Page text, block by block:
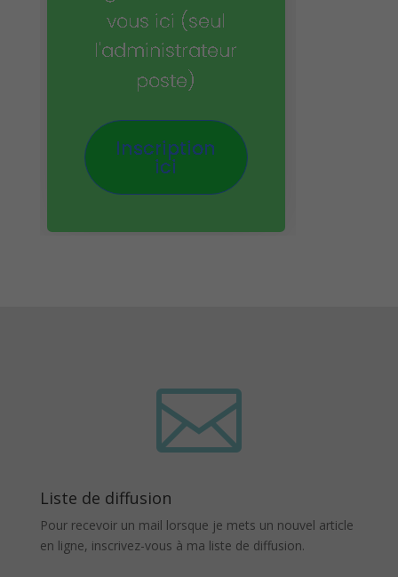

Liste de diffusion
Pour recevoir un mail lorsque je mets un nouvel article
en ligne, inscrivez-vous à ma liste de diffusion.